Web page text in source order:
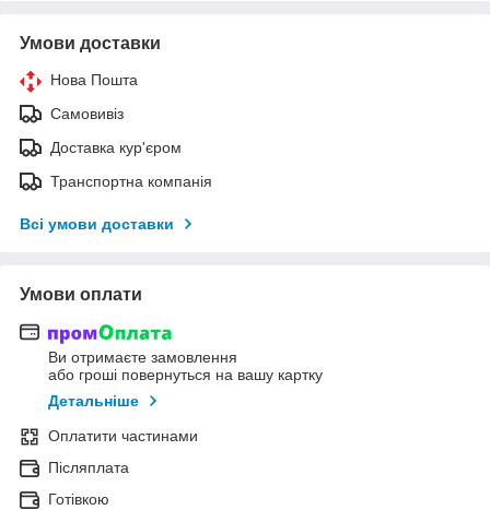
Умови доставки
Нова Пошта
Самовивіз
Доставка кур'єром
Транспортна компанія
Всі умови доставки
Умови оплати
Ви отримаєте замовлення
або гроші повернуться на вашу картку
Детальніше
Оплатити частинами
Післяплата
Готівкою